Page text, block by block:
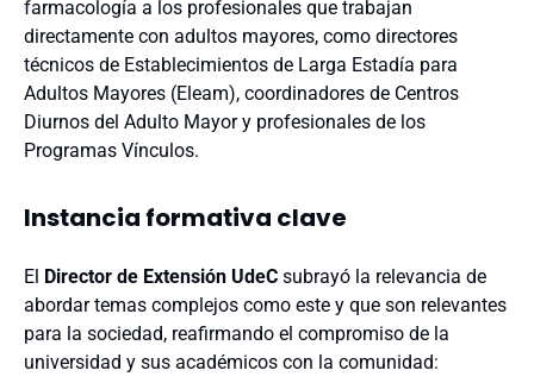
farmacología a los profesionales que trabajan
directamente con adultos mayores, como directores
técnicos de Establecimientos de Larga Estadía para
Adultos Mayores (Eleam), coordinadores de Centros
Diurnos del Adulto Mayor y profesionales de los
Programas Vínculos.
Instancia formativa clave
El Director de Extensión UdeC subrayó la relevancia de
abordar temas complejos como este y que son relevantes
para la sociedad, reafirmando el compromiso de la
universidad y sus académicos con la comunidad: